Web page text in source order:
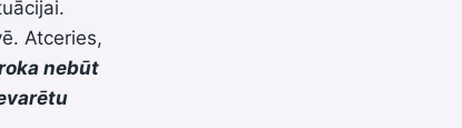
Atceries,
nebūt